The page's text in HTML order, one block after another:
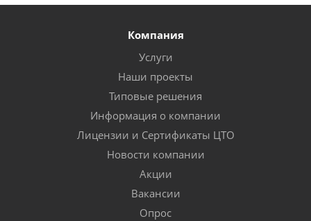
Компания
Услуги
Наши проекты
Типовые решения
Информация о компании
Лицензии и Сертификаты ЦТО
Новости компании
Акции
Вакансии
Опрос